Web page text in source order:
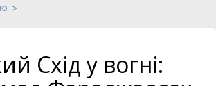
Схід у вогні: